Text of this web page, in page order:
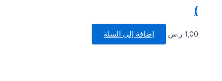
)
1,00 ر.س إضافة إلى السلة